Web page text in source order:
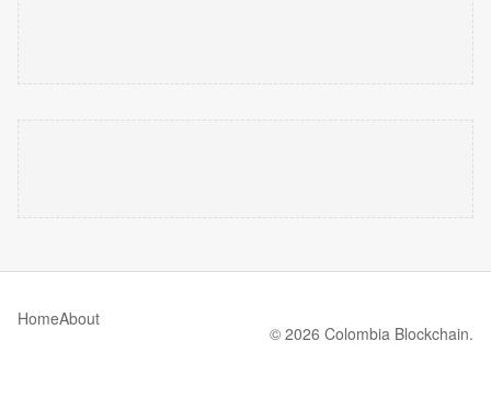
HomeAbout
© 2026 Colombia Blockchain.